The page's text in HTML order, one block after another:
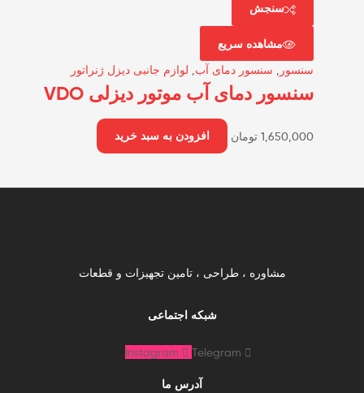
سنجش
مشاهده سریع
سنسور , سنسور دمای آب, لوازم جانبی دیزل ژنراتور
سنسور دمای آب موتور دیزلی VDO
1,650,000 تومان افزودن به سبد خرید
مشاوره ، طراحی ، تامین تجهیزات و قطعات
شبکه اجتماعی
Instagram Telegram
آدرس ما